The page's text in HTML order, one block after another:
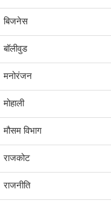
बिजनेस
बॉलीवुड
मनोरंजन
मोहाली
मौसम विभाग
राजकोट
राजनीति